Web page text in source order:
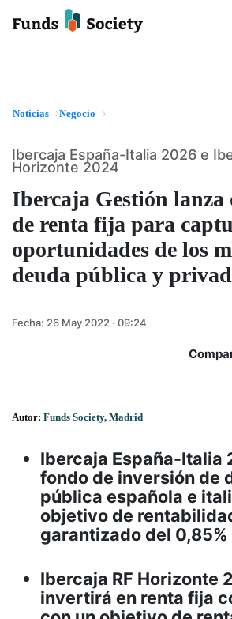
Noticias Negocio
Ibercaja Gestión lanza
de renta fija para
oportunidades de los
deuda pública y
Ibercaja España-Italia 2026 e
Horizonte 2024
Fecha: 26 May 2022 · 09:24
Autor: Funds Society, Madrid
Ibercaja España-Italia
fondo de inversión de
pública española e
objetivo de
garantizado del 0,85%
Ibercaja RF Horizonte
invertirá en renta fija